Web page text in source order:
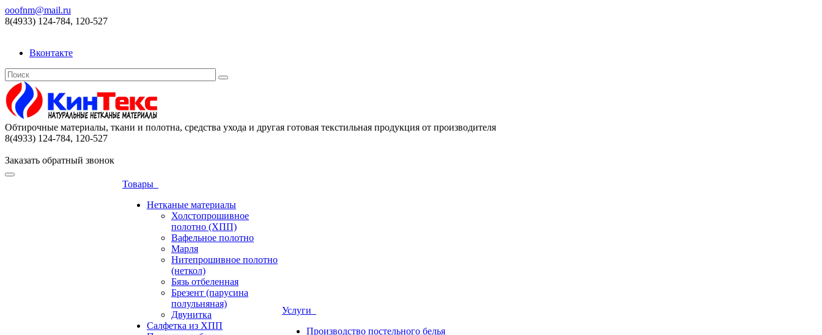
ooofnm@mail.ru
8(4933) 124-784, 120-527
Вконтакте
Обтирочные материалы, ткани и полотна, средства ухода и другая готовая текстильная продукция от производителя
8(4933) 124-784, 120-527
Заказать обратный звонок
Товары
Нетканые материалы
Холстопрошивное
полотно (ХПП)
Вафельное полотно
Марля
Нитепрошивное полотно
(неткол)
Бязь отбеленная
Брезент (парусина
полульняная)
Двунитка
Салфетка из ХПП
Услуги
Производство постельного белья